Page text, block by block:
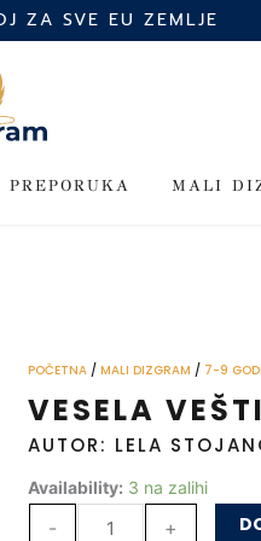
ZA SVE EU ZEMLJE
PREPORUKA MALI
POČETNA /MALI DIZGRAM / 7-9
VESELA
AUTOR: LELA
Availability: 3 na zalihi
-
Vesela
+